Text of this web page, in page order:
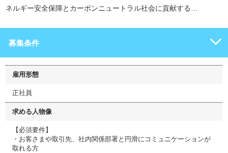
ネルギー安全保障とカーボンニュートラル社会に貢献する…
募集条件
雇用形態
正社員
求める人物像
【必須要件】
・お客さまや取引先、社内関係部署と円滑にコミュニケーションが
取れる方